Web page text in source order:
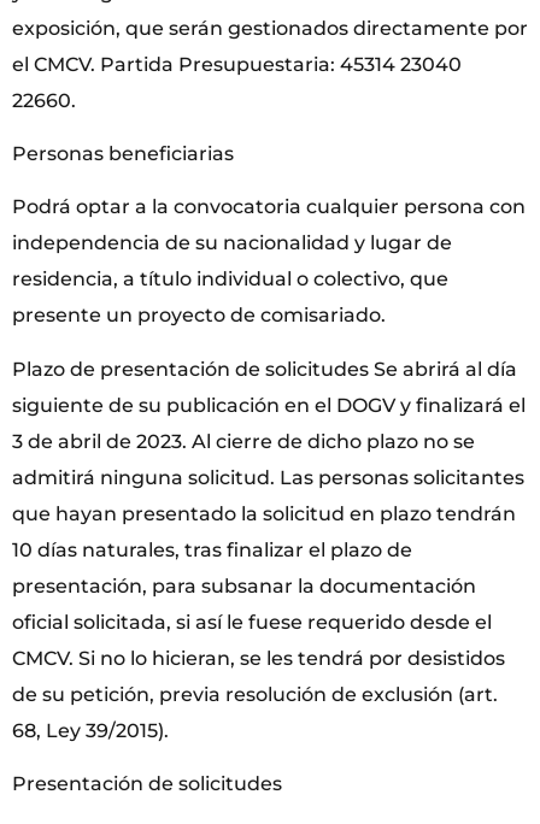
exposición, que serán gestionados directamente por
el CMCV. Partida Presupuestaria: 45314 23040
22660.
Personas beneficiarias
Podrá optar a la convocatoria cualquier persona con
independencia de su nacionalidad y lugar de
residencia, a título individual o colectivo, que
presente un proyecto de comisariado.
Plazo de presentación de solicitudes Se abrirá al día
siguiente de su publicación en el DOGV y finalizará el
3 de abril de 2023. Al cierre de dicho plazo no se
admitirá ninguna solicitud. Las personas solicitantes
que hayan presentado la solicitud en plazo tendrán
10 días naturales, tras finalizar el plazo de
presentación, para subsanar la documentación
oficial solicitada, si así le fuese requerido desde el
CMCV. Si no lo hicieran, se les tendrá por desistidos
de su petición, previa resolución de exclusión (art.
68, Ley 39/2015).
Presentación de solicitudes